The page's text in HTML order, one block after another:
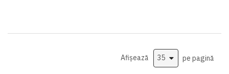
Afișează pe pagină